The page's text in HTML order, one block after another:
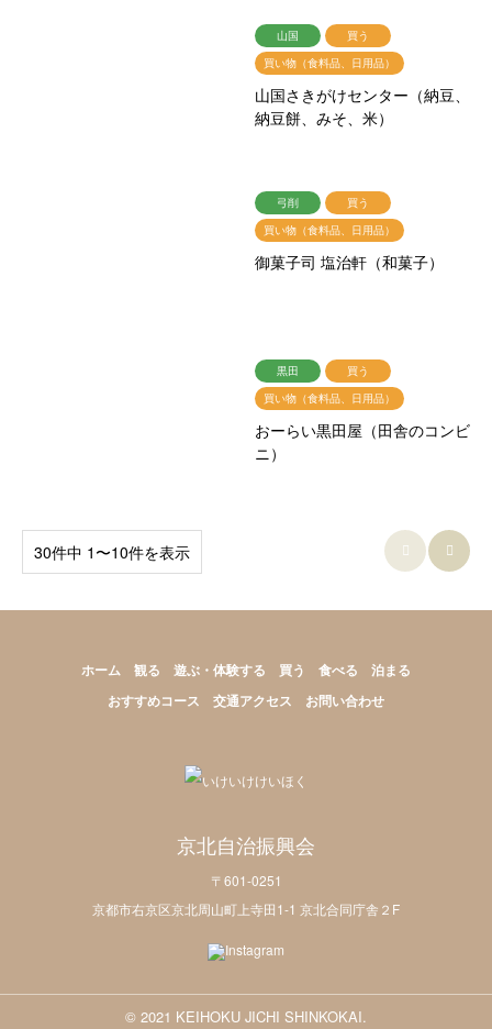
山国
買う
買い物（食料品、日用品）
山国さきがけセンター（納豆、
納豆餅、みそ、米）
弓削
買う
買い物（食料品、日用品）
御菓子司 塩治軒（和菓子）
黒田
買う
買い物（食料品、日用品）
おーらい黒田屋（田舎のコンビ
ニ）
30件中 1〜10件を表示  
ホーム 観る 遊ぶ・体験する 買う 食べる
泊まる
おすすめコース
交通アクセス お問い合わせ
京北自治振興会
〒601-0251
京都市右京区京北周山町上寺田1-1 京北合同庁舎２F
© 2021 KEIHOKU JICHI SHINKOKAI.